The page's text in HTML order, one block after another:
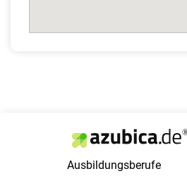
Ausbildungsberufe